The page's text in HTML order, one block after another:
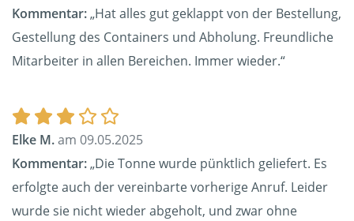
Kommentar:„Hat alles gut geklappt von der Bestellung,
Gestellung des Containers und Abholung. Freundliche
Mitarbeiter in allen Bereichen. Immer wieder.“
Elke M.am 09.05.2025
Kommentar:„Die Tonne wurde pünktlich geliefert. Es
erfolgte auch der vereinbarte vorherige Anruf. Leider
wurde sie nicht wieder abgeholt, und zwar ohne